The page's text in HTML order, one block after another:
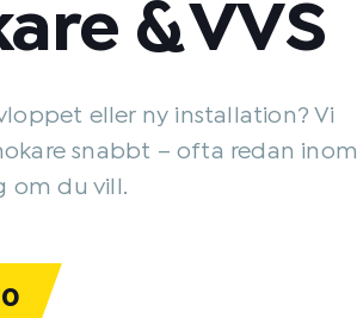
& VVS
eller ny installation? Vi
snabbt – ofta redan inom
om du vill.